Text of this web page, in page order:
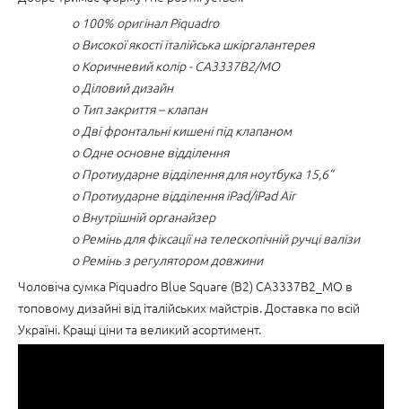
o 100% оригінал Piquadro
o Високої якості італійська шкіргалантерея
o Коричневий колір - CA3337B2/MO
o Діловий дизайн
o Тип закриття – клапан
o Дві фронтальні кишені під клапаном
o Одне основне відділення
o Протиударне відділення для ноутбука 15,6”
o Протиударне відділення iPad/iPad Air
o Внутрішній органайзер
o Ремінь для фіксації на телескопічній ручці валізи
o Ремінь з регулятором довжини
Чоловіча сумка Piquadro Blue Square (B2) CA3337B2_MO в
топовому дизайні від італійських майстрів. Доставка по всій
Україні. Кращі ціни та великий асортимент.